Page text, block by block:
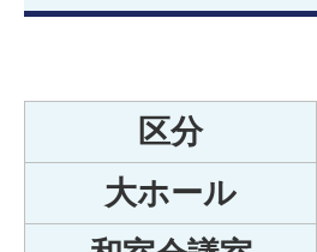
区分
大ホール